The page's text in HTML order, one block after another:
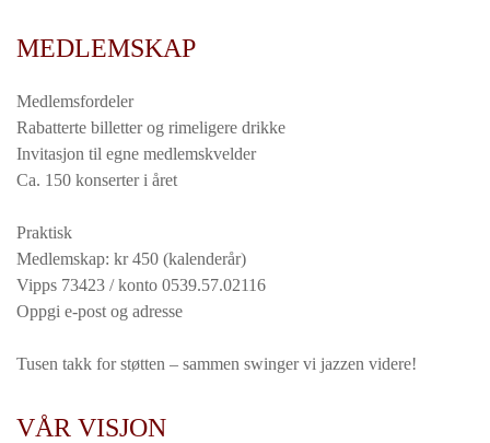
MEDLEMSKAP
Medlemsfordeler
Rabatterte billetter og rimeligere drikke
Invitasjon til egne medlemskvelder
Ca. 150 konserter i året
Praktisk
Medlemskap: kr 450 (kalenderår)
Vipps 73423 / konto 0539.57.02116
Oppgi e-post og adresse
Tusen takk for støtten – sammen swinger vi jazzen videre!
VÅR VISJON